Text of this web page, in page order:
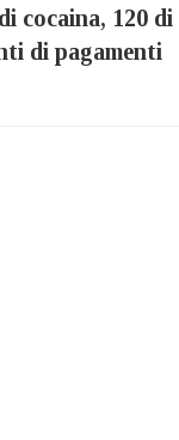
cocaina, 120 di
di pagamenti